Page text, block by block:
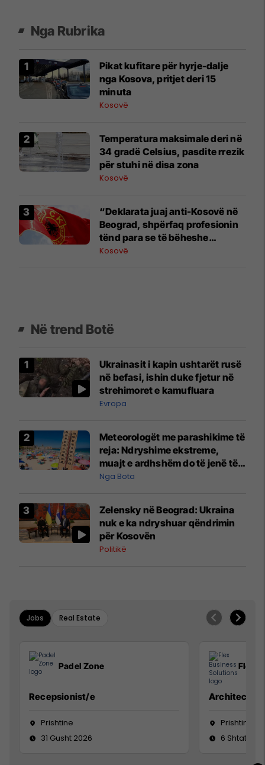
Nga Rubrika
​Pikat kufitare për hyrje-dalje
nga Kosova, pritjet deri 15
minuta
Kosovë
Temperatura maksimale deri në
34 gradë Celsius, pasdite rrezik
për stuhi në disa zona
Kosovë
“Deklarata juaj anti-Kosovë në
Beograd, shpërfaq profesionin
tënd para se të bëheshe
president”, OVL e UÇK-së i
Kosovë
Në trend Botë
Ukrainasit i kapin ushtarët rusë
në befasi, ishin duke fjetur në
strehimoret e kamufluara
Evropa
Meteorologët me parashikime të
reja: Ndryshime ekstreme,
muajt e ardhshëm do të jenë të
pazakontë
Nga Bota
Zelensky në Beograd: Ukraina
nuk e ka ndryshuar qëndrimin
për Kosovën
Politikë
Jobs Real Estate
Padel Zone
Recepsionist/e
Prishtine
31 Gusht 2026
Flex
Architect
Prishtinë
6 Shtator